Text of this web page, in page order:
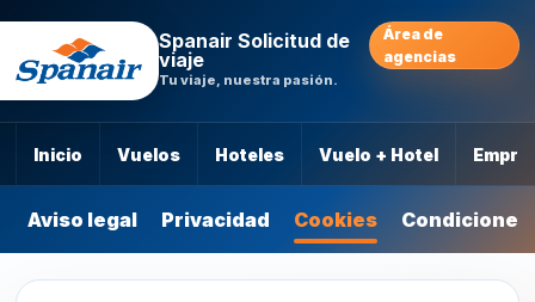
Spanair Solicitud de
viaje
Tu viaje, nuestra pasión.
Área de
agencias
Inicio Vuelos Hoteles Vuelo + Hotel
Aviso legal Privacidad Cookies Condiciones